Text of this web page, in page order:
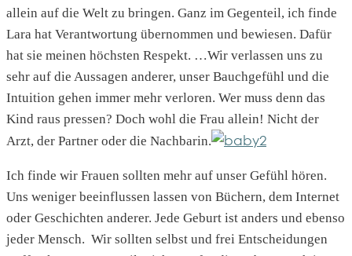
allein auf die Welt zu bringen. Ganz im Gegenteil, ich finde
Lara hat Verantwortung übernommen und bewiesen. Dafür
hat sie meinen höchsten Respekt. …Wir verlassen uns zu
sehr auf die Aussagen anderer, unser Bauchgefühl und die
Intuition gehen immer mehr verloren. Wer muss denn das
Kind raus pressen? Doch wohl die Frau allein! Nicht der
Arzt, der Partner oder die Nachbarin.
Ich finde wir Frauen sollten mehr auf unser Gefühl hören.
Uns weniger beeinflussen lassen von Büchern, dem Internet
oder Geschichten anderer. Jede Geburt ist anders und ebenso
jeder Mensch. Wir sollten selbst und frei Entscheidungen